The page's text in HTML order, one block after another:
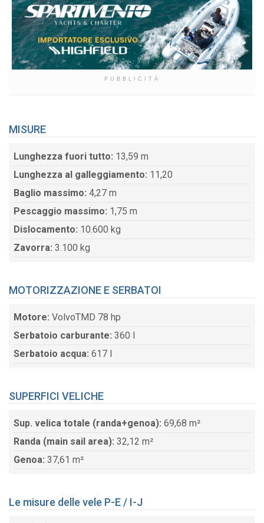
PUBBLICITÀ
MISURE
Lunghezza fuori tutto: 13,59 m
Lunghezza al galleggiamento: 11,20
Baglio massimo: 4,27 m
Pescaggio massimo: 1,75 m
Dislocamento: 10.600 kg
Zavorra: 3.100 kg
MOTORIZZAZIONE E SERBATOI
Motore: VolvoTMD 78 hp
Serbatoio carburante: 360 l
Serbatoio acqua: 617 l
SUPERFICI VELICHE
Sup. velica totale (randa+genoa): 69,68 m²
Randa (main sail area): 32,12 m²
Genoa: 37,61 m²
Le misure delle vele P-E / I-J